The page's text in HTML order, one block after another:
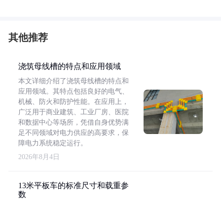
其他推荐
浇筑母线槽的特点和应用领域
本文详细介绍了浇筑母线槽的特点和
应用领域。其特点包括良好的电气、
机械、防火和防护性能。在应用上，
广泛用于商业建筑、工业厂房、医院
和数据中心等场所，凭借自身优势满
足不同领域对电力供应的高要求，保
障电力系统稳定运行。
2026年8月4日
13米平板车的标准尺寸和载重参
数